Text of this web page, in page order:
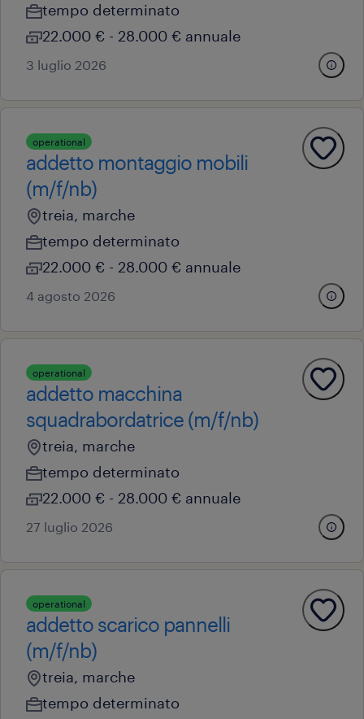
tempo determinato
22.000 € - 28.000 € annuale
3 luglio 2026
operational
addetto montaggio mobili
(m/f/nb)
treia, marche
tempo determinato
22.000 € - 28.000 € annuale
4 agosto 2026
operational
addetto macchina
squadrabordatrice (m/f/nb)
treia, marche
tempo determinato
22.000 € - 28.000 € annuale
27 luglio 2026
operational
addetto scarico pannelli
(m/f/nb)
treia, marche
tempo determinato